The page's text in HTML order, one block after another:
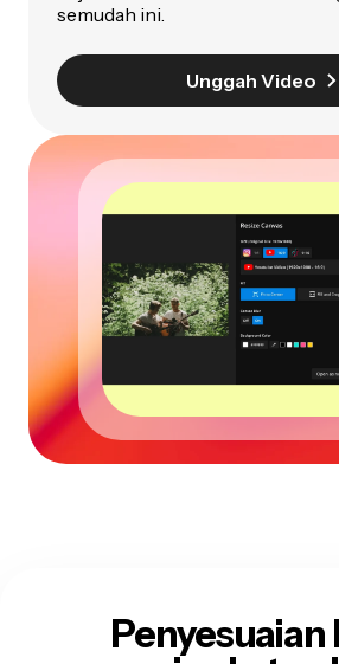
semudah ini.
Unggah Video
Penyesuaian